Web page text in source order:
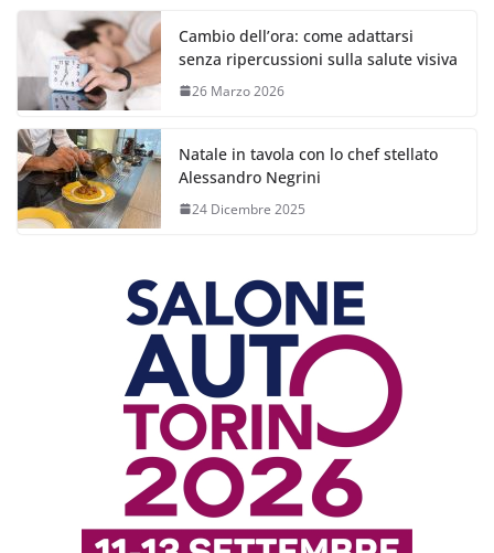
Cambio dell’ora: come adattarsi
senza ripercussioni sulla salute visiva
26 Marzo 2026
Natale in tavola con lo chef stellato
Alessandro Negrini
24 Dicembre 2025